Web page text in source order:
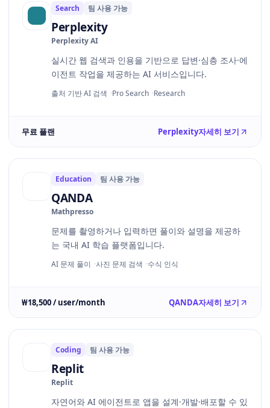
Search 팀 사용 가능
Perplexity
Perplexity AI
실시간 웹 검색과 인용을 기반으로 답변·심층 조사·에
이전트 작업을 제공하는 AI 서비스입니다.
출처 기반 AI 검색 Pro Search Research
무료 플랜 Perplexity자세히 보기
Education 팀 사용 가능
QANDA
Mathpresso
문제를 촬영하거나 입력하면 풀이와 설명을 제공하
는 국내 AI 학습 플랫폼입니다.
AI 문제 풀이 사진 문제 검색 수식 인식
₩18,500 / user/month QANDA자세히 보기
Coding 팀 사용 가능
Replit
Replit
자연어와 AI 에이전트로 앱을 설계·개발·배포할 수 있